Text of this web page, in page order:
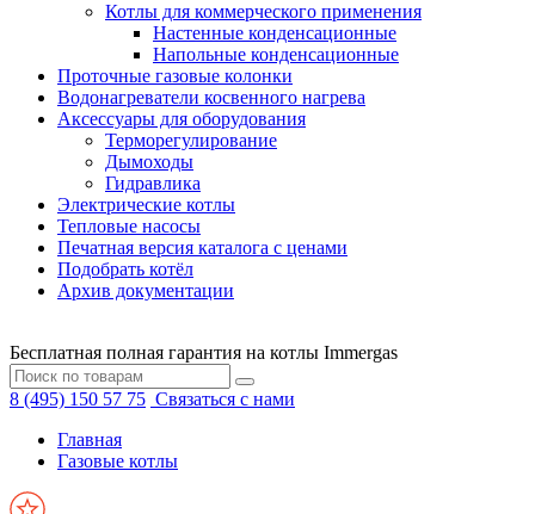
Котлы для коммерческого применения
Настенные конденсационные
Напольные конденсационные
Проточные газовые колонки
Водонагреватели косвенного нагрева
Аксессуары для оборудования
Терморегулирование
Дымоходы
Гидравлика
Электрические котлы
Тепловые насосы
Печатная версия каталога с ценами
Подобрать котёл
Архив документации
Бесплатная полная гарантия на котлы Immergas
8 (495) 150 57 75 Связаться с нами
Главная
Газовые котлы